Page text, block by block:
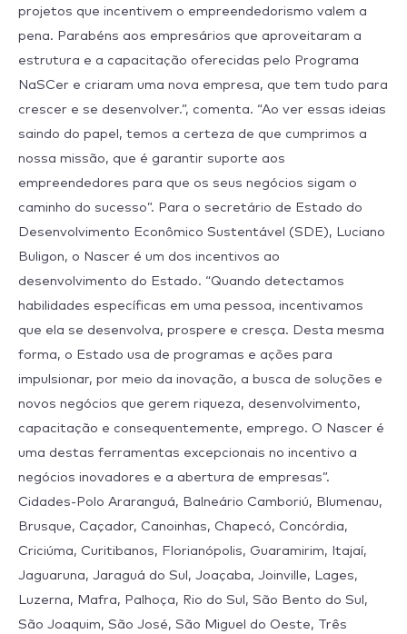
projetos que incentivem o empreendedorismo valem a
pena. Parabéns aos empresários que aproveitaram a
estrutura e a capacitação oferecidas pelo Programa
NaSCer e criaram uma nova empresa, que tem tudo para
crescer e se desenvolver.”, comenta. “Ao ver essas ideias
saindo do papel, temos a certeza de que cumprimos a
nossa missão, que é garantir suporte aos
empreendedores para que os seus negócios sigam o
caminho do sucesso”. Para o secretário de Estado do
Desenvolvimento Econômico Sustentável (SDE), Luciano
Buligon, o Nascer é um dos incentivos ao
desenvolvimento do Estado. “Quando detectamos
habilidades específicas em uma pessoa, incentivamos
que ela se desenvolva, prospere e cresça. Desta mesma
forma, o Estado usa de programas e ações para
impulsionar, por meio da inovação, a busca de soluções e
novos negócios que gerem riqueza, desenvolvimento,
capacitação e consequentemente, emprego. O Nascer é
uma destas ferramentas excepcionais no incentivo a
negócios inovadores e a abertura de empresas”.
Cidades-Polo Araranguá, Balneário Camboriú, Blumenau,
Brusque, Caçador, Canoinhas, Chapecó, Concórdia,
Criciúma, Curitibanos, Florianópolis, Guaramirim, Itajaí,
Jaguaruna, Jaraguá do Sul, Joaçaba, Joinville, Lages,
Luzerna, Mafra, Palhoça, Rio do Sul, São Bento do Sul,
São Joaquim, São José, São Miguel do Oeste, Três